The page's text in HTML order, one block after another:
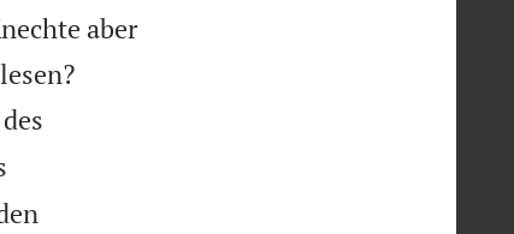
aber
